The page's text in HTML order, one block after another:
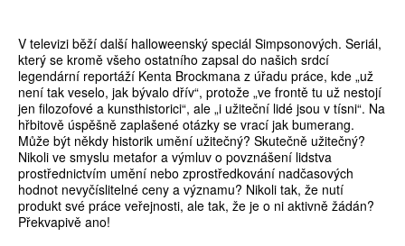
V televizi běží další halloweenský speciál Simpsonových. Seriál,
který se kromě všeho ostatního zapsal do našich srdcí
legendární reportáží Kenta Brockmana z úřadu práce, kde „už
není tak veselo, jak bývalo dřív“, protože „ve frontě tu už nestojí
jen filozofové a kunsthistorici“, ale „i užiteční lidé jsou v tísni“. Na
hřbitově úspěšně zaplašené otázky se vrací jak bumerang.
Může být někdy historik umění užitečný? Skutečně užitečný?
Nikoli ve smyslu metafor a výmluv o povznášení lidstva
prostřednictvím umění nebo zprostředkování nadčasových
hodnot nevyčíslitelné ceny a významu? Nikoli tak, že nutí
produkt své práce veřejnosti, ale tak, že je o ni aktivně žádán?
Překvapivě ano!